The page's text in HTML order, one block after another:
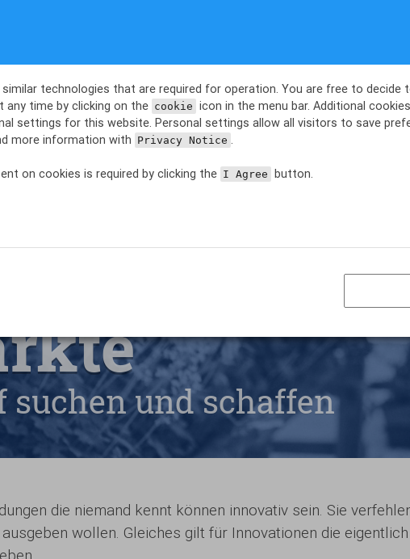
suchen und schaffen
die niemand kennt können innovativ sein. Sie
wollen. Gleiches gilt für Innovationen die
technologies that are required for operation. You are free to
any time by clicking on the cookie icon in the menu bar. Additional
settings for this website. Personal settings allow all visitors to save
more information with Privacy Notice .
on cookies is required by clicking the I Agree button.